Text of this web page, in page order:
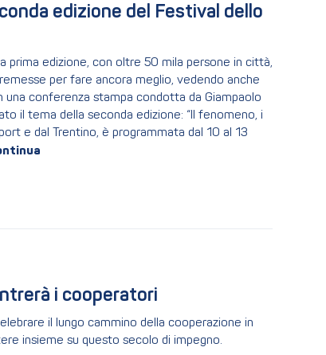
edizione del Festival dello
prima edizione, con oltre 50 mila persone in città,
per fare ancora meglio, vedendo anche
una conferenza stampa condotta da Giampaolo
il tema della seconda edizione: “Il fenomeno, i
e dal Trentino, è programmata dal 10 al 13
i cooperatori
il lungo cammino della cooperazione in
insieme su questo secolo di impegno.